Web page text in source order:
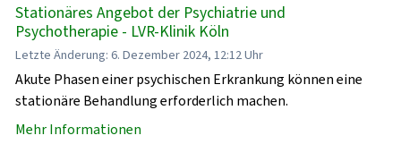
Stationäres Angebot der Psychiatrie und
Psychotherapie - LVR-Klinik Köln
Letzte Änderung: 6. Dezember 2024, 12:12 Uhr
Akute Phasen einer psychischen Erkrankung können eine
stationäre Behandlung erforderlich machen.
Mehr Informationen